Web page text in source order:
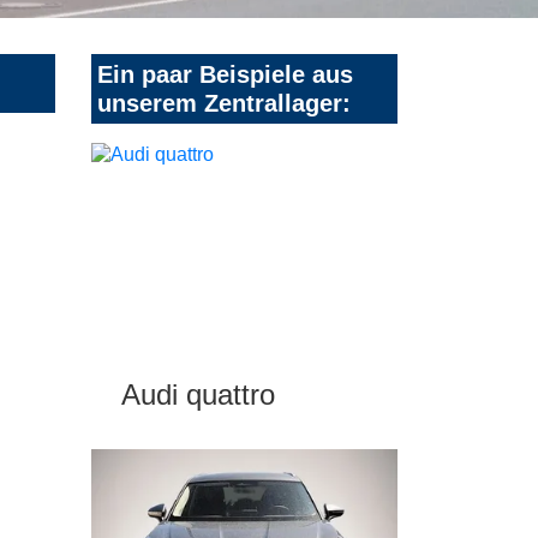
Ein paar Beispiele aus
unserem Zentrallager:
Audi quattro